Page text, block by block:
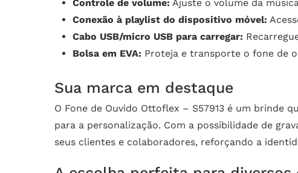
Controle de volume: Ajuste o volume da
Conexão à playlist do dispositivo móvel:
Cabo USB/micro USB para carregar:
Bolsa em EVA: Proteja e transporte o fone de
Sua marca em destaque
O Fone de Ouvido Ottoflex – S57913 é um brinde
para a personalização. Com a possibilidade de
seus clientes e colaboradores, reforçando a